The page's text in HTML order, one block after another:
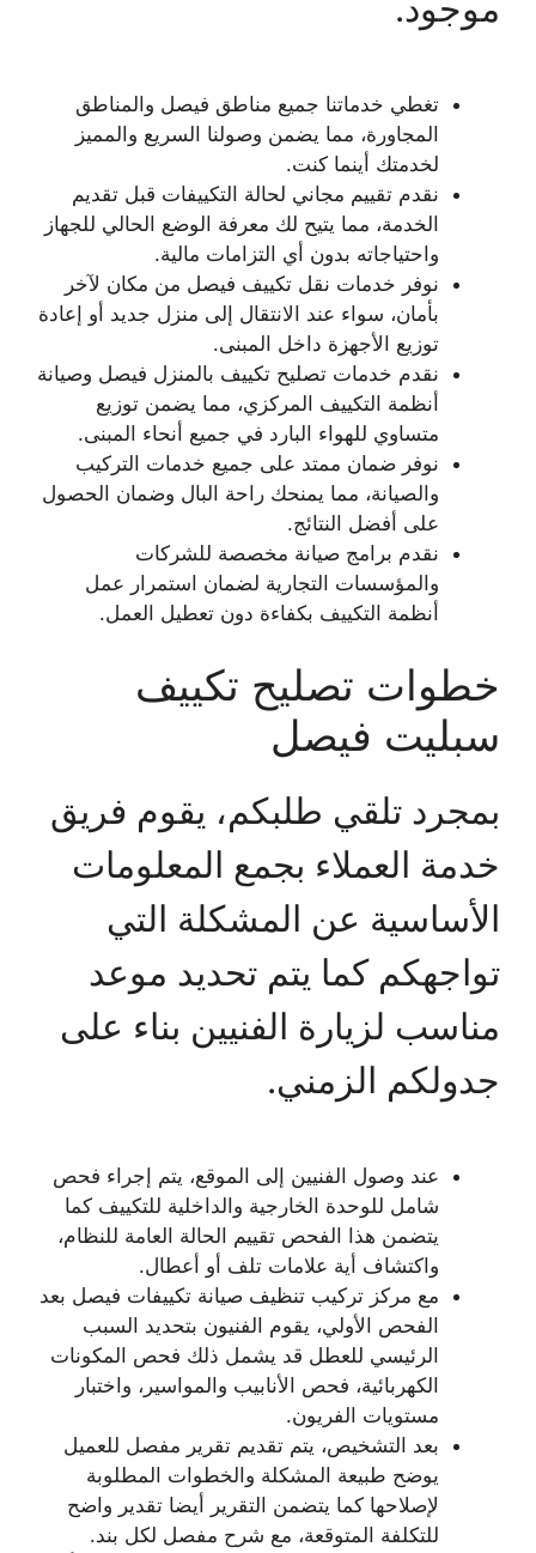
موجود.
تغطي خدماتنا جميع مناطق فيصل والمناطق
المجاورة، مما يضمن وصولنا السريع والمميز
لخدمتك أينما كنت.
نقدم تقييم مجاني لحالة التكييفات قبل تقديم
الخدمة، مما يتيح لك معرفة الوضع الحالي للجهاز
واحتياجاته بدون أي التزامات مالية.
نوفر خدمات نقل تكييف فيصل من مكان لآخر
بأمان، سواء عند الانتقال إلى منزل جديد أو إعادة
توزيع الأجهزة داخل المبنى.
نقدم خدمات تصليح تكييف بالمنزل فيصل وصيانة
أنظمة التكييف المركزي، مما يضمن توزيع
متساوي للهواء البارد في جميع أنحاء المبنى.
نوفر ضمان ممتد على جميع خدمات التركيب
والصيانة، مما يمنحك راحة البال وضمان الحصول
على أفضل النتائج.
نقدم برامج صيانة مخصصة للشركات
والمؤسسات التجارية لضمان استمرار عمل
أنظمة التكييف بكفاءة دون تعطيل العمل.
خطوات تصليح تكييف
سبليت فيصل
بمجرد تلقي طلبكم، يقوم فريق
خدمة العملاء بجمع المعلومات
الأساسية عن المشكلة التي
تواجهكم كما يتم تحديد موعد
مناسب لزيارة الفنيين بناء على
جدولكم الزمني.
عند وصول الفنيين إلى الموقع، يتم إجراء فحص
شامل للوحدة الخارجية والداخلية للتكييف كما
يتضمن هذا الفحص تقييم الحالة العامة للنظام،
واكتشاف أية علامات تلف أو أعطال.
مع مركز تركيب تنظيف صيانة تكييفات فيصل بعد
الفحص الأولي، يقوم الفنيون بتحديد السبب
الرئيسي للعطل قد يشمل ذلك فحص المكونات
الكهربائية، فحص الأنابيب والمواسير، واختبار
مستويات الفريون.
بعد التشخيص، يتم تقديم تقرير مفصل للعميل
يوضح طبيعة المشكلة والخطوات المطلوبة
لإصلاحها كما يتضمن التقرير أيضا تقدير واضح
للتكلفة المتوقعة، مع شرح مفصل لكل بند.